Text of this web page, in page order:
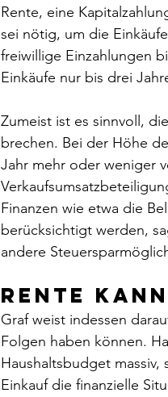
Rente, eine
sei nötig, um die
freiwillige Einzahlungen
Einkäufe nur bis drei
Zumeist ist es sinnvoll,
brechen. Bei der Höhe
Jahr mehr oder weniger
Finanzen wie etwa die
berücksichtigt werden,
andere
Rente
Graf weist indessen
Folgen haben können.
Haushaltsbudget
Einkauf die finanzielle